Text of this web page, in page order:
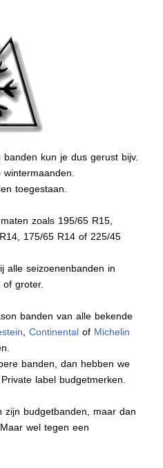
kun je dus gerust bijv.
toegestaan.
zoals 195/65 R15,
175/65 R14 of 225/45
alle seizoenenbanden in
groter.
banden van alle bekende
,Continental of Michelin
banden, dan hebben we
label budgetmerken.
zijn budgetbanden, maar dan
wel tegen een